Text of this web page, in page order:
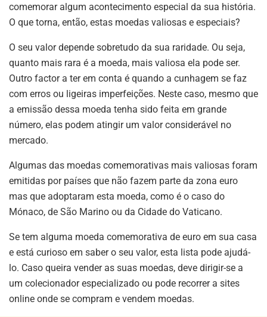
comemorar algum acontecimento especial da sua história.
O que torna, então, estas moedas valiosas e especiais?
O seu valor depende sobretudo da sua raridade. Ou seja,
quanto mais rara é a moeda, mais valiosa ela pode ser.
Outro factor a ter em conta é quando a cunhagem se faz
com erros ou ligeiras imperfeições. Neste caso, mesmo que
a emissão dessa moeda tenha sido feita em grande
número, elas podem atingir um valor considerável no
mercado.
Algumas das moedas comemorativas mais valiosas foram
emitidas por países que não fazem parte da zona euro
mas que adoptaram esta moeda, como é o caso do
Mónaco, de São Marino ou da Cidade do Vaticano.
Se tem alguma moeda comemorativa de euro em sua casa
e está curioso em saber o seu valor, esta lista pode ajudá-
lo. Caso queira vender as suas moedas, deve dirigir-se a
um colecionador especializado ou pode recorrer a sites
online onde se compram e vendem moedas.